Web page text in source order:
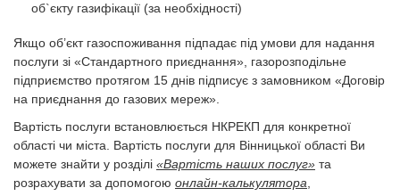
об`єкту газифікації (за необхідності)
Якщо об’єкт газоспоживання підпадає під умови для надання
послуги зі «Стандартного приєднання», газорозподільне
підприємство протягом 15 днів підписує з замовником «Договір
на приєднання до газових мереж».
Вартість послуги встановлюється НКРЕКП для конкретної
області чи міста. Вартість послуги для Вінницької області Ви
можете знайти у розділі «Вартість наших послуг» та
розрахувати за допомогою онлайн-калькулятора,